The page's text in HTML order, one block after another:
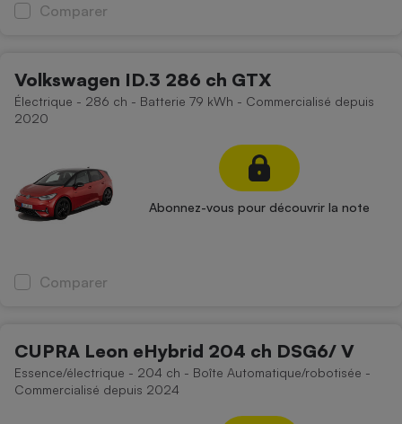
Comparer
Volkswagen ID.3 286 ch GTX
Électrique - 286 ch - Batterie 79 kWh - Commercialisé depuis
2020
Abonnez-vous pour découvrir la note
Comparer
CUPRA Leon eHybrid 204 ch DSG6/ V
Essence/électrique - 204 ch - Boîte Automatique/robotisée -
Commercialisé depuis 2024